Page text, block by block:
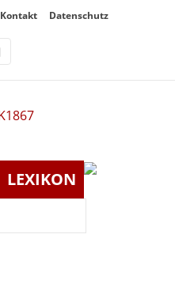
Kontakt Datenschutz
LEXIKON